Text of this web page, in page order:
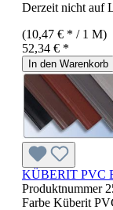
Derzeit nicht auf
(10,47 € * / 1 M)
52,34 € *
In den Warenkorb
KÜBERIT PVC
Produktnummer
Farbe Küberit